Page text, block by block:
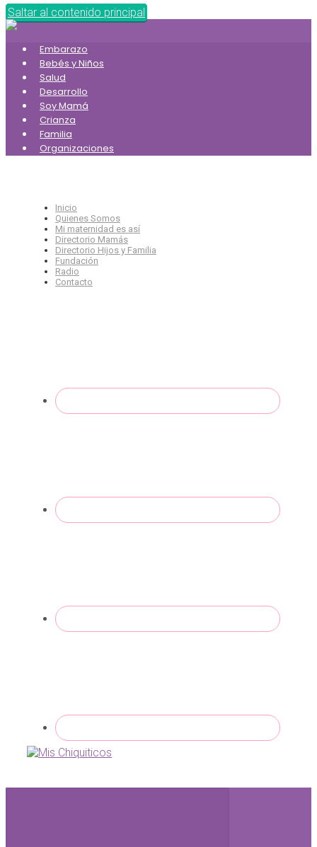
Saltar al contenido principal
Embarazo
Bebés y Niños
Salud
Desarrollo
Soy Mamá
Crianza
Familia
Organizaciones
Inicio
Quienes Somos
Mi maternidad es así
Directorio Mamás
Directorio Hijos y Familia
Fundación
Radio
Contacto